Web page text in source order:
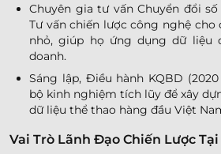
Chuyên gia tư vấn Chuyển đổi số
Tư vấn chiến lược công nghệ cho
nhỏ, giúp họ ứng dụng dữ liệu
doanh.
Sáng lập, Điều hành KQBD
bộ kinh nghiệm tích lũy để xây
dữ liệu thể thao hàng đầu Việt
Vai Trò Lãnh Đạo Chiến Lược Tại